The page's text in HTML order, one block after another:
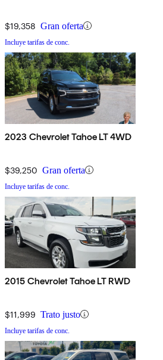
$19,358 Gran oferta
Incluye tarifas de conc.
2023 Chevrolet Tahoe LT 4WD
$39,250 Gran oferta
Incluye tarifas de conc.
2015 Chevrolet Tahoe LT RWD
$11,999 Trato justo
Incluye tarifas de conc.